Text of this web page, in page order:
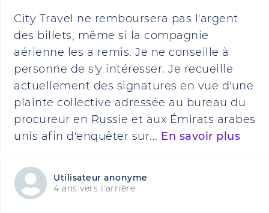
City Travel ne remboursera pas l'argent
des billets, même si la compagnie
aérienne les a remis. Je ne conseille à
personne de s'y intéresser. Je recueille
actuellement des signatures en vue d'une
plainte collective adressée au bureau du
procureur en Russie et aux Émirats arabes
unis afin d'enquêter sur... En savoir plus
Utilisateur anonyme
4 ans vers l'arrière